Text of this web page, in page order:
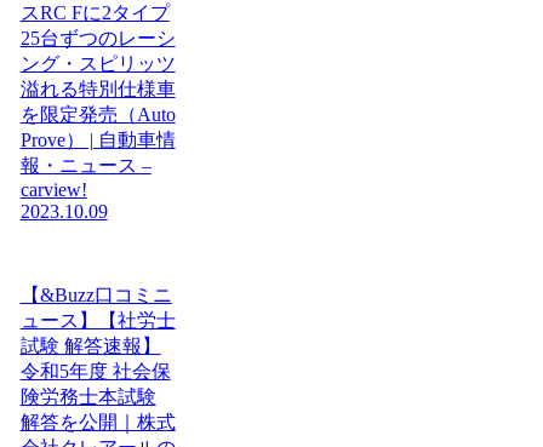
スRC Fに2タイプ
25台ずつのレーシ
ング・スピリッツ
溢れる特別仕様車
を限定発売（Auto
Prove） | 自動車情
報・ニュース –
carview!
2023.10.09
【&Buzz口コミニ
ュース】【社労士
試験 解答速報】
令和5年度 社会保
険労務士本試験
解答を公開｜株式